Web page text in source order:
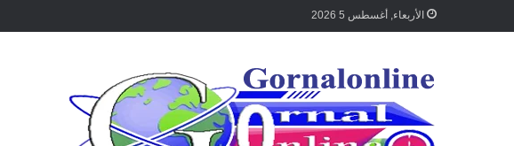
الأربعاء, أغسطس 5 2026